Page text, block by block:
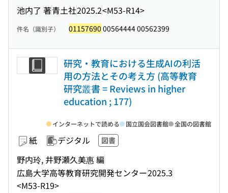
池内了 著青土社2025.2<M53-R14>
件名（識別子） 01157690 00564444 00562399
研究・教育における生成AIの利活
用の方法とその考え方 (高等教育
研究叢書 = Reviews in higher
education ; 177)
紙 デジタル 図書
野内玲, 井野瀬久美惠 編
広島大学高等教育研究開発センター2025.3
<M53-R19>
インターネットで読める 国立国会図書館 全国の図書館